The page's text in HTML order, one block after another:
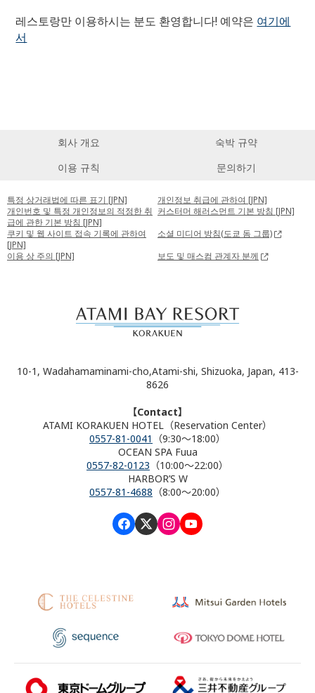
레스토랑만 이용하시는 분도 환영합니다! 예약은 여기에
서
회사 개요
숙박 규약
이용 규칙
문의하기
특정 상거래법에 따른 표기 [JPN]
개인정보 취급에 관하여 [JPN]
개인번호 및 특정 개인정보의 적정한 취
급에 관한 기본 방침 [JPN]
커스터머 해러스먼트 기본 방침 [JPN]
쿠키 및 웹 사이트 접속 기록에 관하여
[JPN]
소셜 미디어 방침(도쿄 돔 그룹)
이용 상 주의 [JPN]
보도 및 매스컴 관계자 분께
10-1, Wadahamaminami-cho,Atami-shi, Shizuoka, Japan, 413-
8626
【Contact】
ATAMI KORAKUEN HOTEL（Reservation Center）
0557-81-0041
（9:30～18:00）
OCEAN SPA Fuua
0557-82-0123 （10:00～22:00）
HARBOR’S W
0557-81-4688 （8:00～20:00）